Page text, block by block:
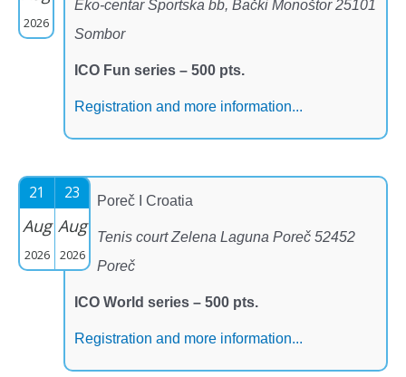
2026
Eko-centar Sportska bb, Bački Monoštor 25101
Sombor
ICO Fun series – 500 pts.
Registration and more information...
21
Aug
2026
23
Aug
2026
Poreč I Croatia
Tenis court Zelena Laguna Poreč 52452
Poreč
ICO World series – 500 pts.
Registration and more information...